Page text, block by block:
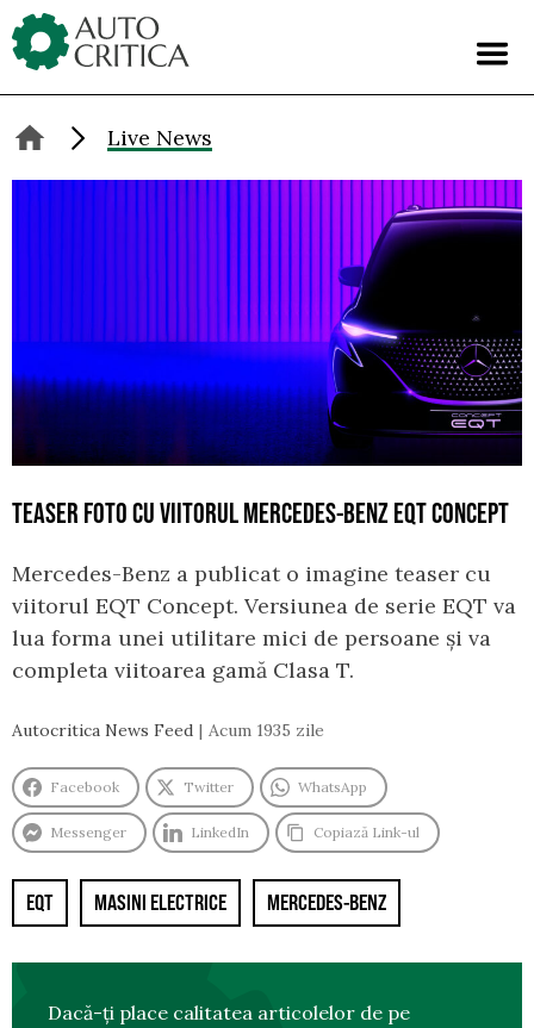
Skip
to
content
Live News
TEASER FOTO CU VIITORUL MERCEDES-BENZ EQT CONCEPT
Mercedes-Benz a publicat o imagine teaser cu
viitorul EQT Concept. Versiunea de serie EQT va
lua forma unei utilitare mici de persoane și va
completa viitoarea gamă Clasa T.
Autocritica News Feed Acum 1935 zile
Facebook Twitter WhatsApp
Messenger LinkedIn Copiază Link-ul
EQT MASINI ELECTRICE MERCEDES-BENZ
Dacă-ți place calitatea articolelor de pe